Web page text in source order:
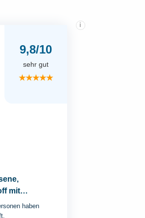
9,8/10
i
sehr gut
★★★★★
mit
haben